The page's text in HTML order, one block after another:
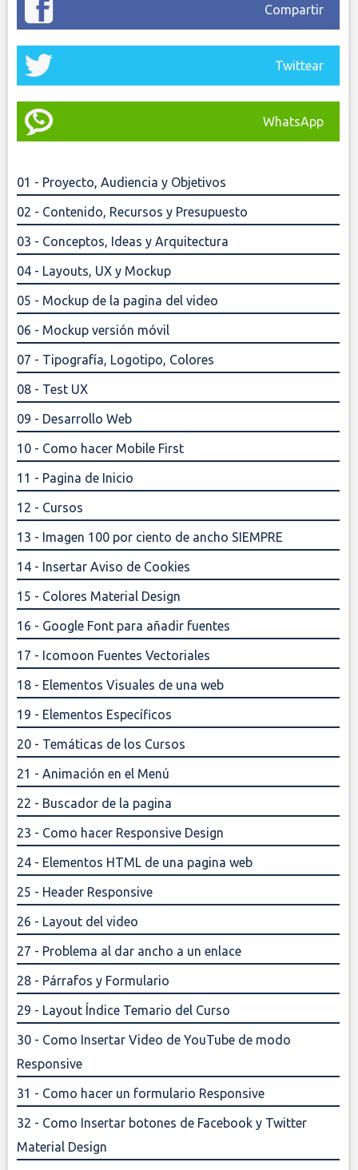
Compartir
Twittear
WhatsApp
01 - Proyecto, Audiencia y Objetivos
02 - Contenido, Recursos y Presupuesto
03 - Conceptos, Ideas y Arquitectura
04 - Layouts, UX y Mockup
05 - Mockup de la pagina del video
06 - Mockup versión móvil
07 - Tipografía, Logotipo, Colores
08 - Test UX
09 - Desarrollo Web
10 - Como hacer Mobile First
11 - Pagina de Inicio
12 - Cursos
13 - Imagen 100 por ciento de ancho SIEMPRE
14 - Insertar Aviso de Cookies
15 - Colores Material Design
16 - Google Font para añadir fuentes
17 - Icomoon Fuentes Vectoriales
18 - Elementos Visuales de una web
19 - Elementos Específicos
20 - Temáticas de los Cursos
21 - Animación en el Menú
22 - Buscador de la pagina
23 - Como hacer Responsive Design
24 - Elementos HTML de una pagina web
25 - Header Responsive
26 - Layout del video
27 - Problema al dar ancho a un enlace
28 - Párrafos y Formulario
29 - Layout Índice Temario del Curso
30 - Como Insertar Video de YouTube de modo
Responsive
31 - Como hacer un formulario Responsive
32 - Como Insertar botones de Facebook y Twitter
Material Design